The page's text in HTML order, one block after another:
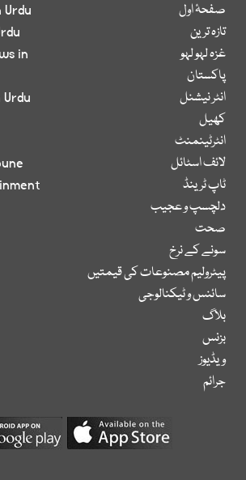
صفحۂ اول
تازہ ترین
غزہ لہو لہو
پاکستان
انٹر نیشنل
کھیل
انٹرٹینمنٹ
لائف اسٹائل
ٹاپ ٹرینڈ
دلچسپ و عجیب
صحت
سونے کے نرخ
پیٹرولیم مصنوعات کی قیمتیں
سائنس و ٹیکنالوجی
بلاگ
بزنس
ویڈیوز
جرائم
in